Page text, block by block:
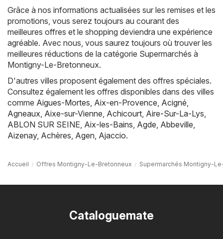
Grâce à nos informations actualisées sur les remises et les
promotions, vous serez toujours au courant des
meilleures offres et le shopping deviendra une expérience
agréable. Avec nous, vous saurez toujours où trouver les
meilleures réductions de la catégorie Supermarchés à
Montigny-Le-Bretonneux.
D'autres villes proposent également des offres spéciales.
Consultez également les offres disponibles dans des villes
comme Aigues-Mortes, Aix-en-Provence, Acigné,
Agneaux, Aixe-sur-Vienne, Achicourt, Aire-Sur-La-Lys,
ABLON SUR SEINE, Aix-les-Bains, Agde, Abbeville,
Aizenay, Achères, Agen, Ajaccio.
Accueil Offres Montigny-Le-Bretonneux Supermarchés Montigny-
Cataloguemate